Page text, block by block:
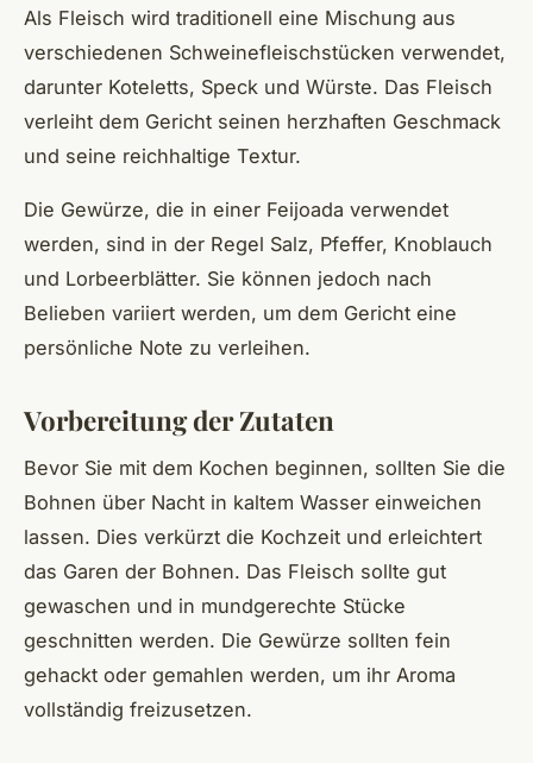
Als Fleisch wird traditionell eine Mischung aus
verschiedenen Schweinefleischstücken verwendet,
darunter Koteletts, Speck und Würste. Das Fleisch
verleiht dem Gericht seinen herzhaften Geschmack
und seine reichhaltige Textur.
Die Gewürze, die in einer Feijoada verwendet
werden, sind in der Regel Salz, Pfeffer, Knoblauch
und Lorbeerblätter. Sie können jedoch nach
Belieben variiert werden, um dem Gericht eine
persönliche Note zu verleihen.
Vorbereitung der Zutaten
Bevor Sie mit dem Kochen beginnen, sollten Sie die
Bohnen über Nacht in kaltem Wasser einweichen
lassen. Dies verkürzt die Kochzeit und erleichtert
das Garen der Bohnen. Das Fleisch sollte gut
gewaschen und in mundgerechte Stücke
geschnitten werden. Die Gewürze sollten fein
gehackt oder gemahlen werden, um ihr Aroma
vollständig freizusetzen.